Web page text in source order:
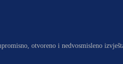
otvoreno i nedvosmisleno